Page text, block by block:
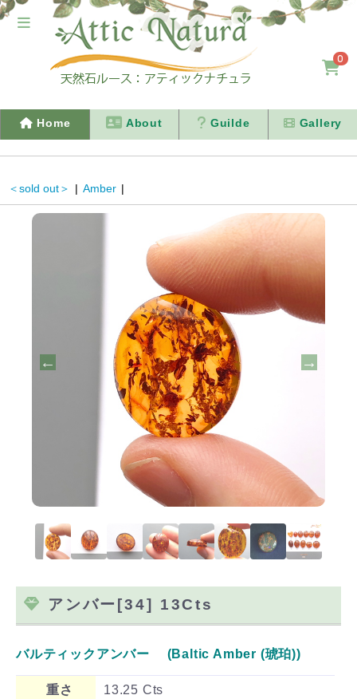
0
Home About Guilde Gallery
＜sold out＞ | Amber |
アンバー[34] 13Cts
バルティックアンバー (Baltic Amber (琥珀))
重さ 13.25 Cts